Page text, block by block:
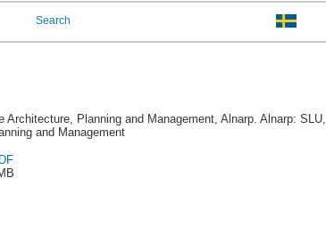
Search
Architecture, Planning and Management, Alnarp. Alnarp: SLU,
and Management